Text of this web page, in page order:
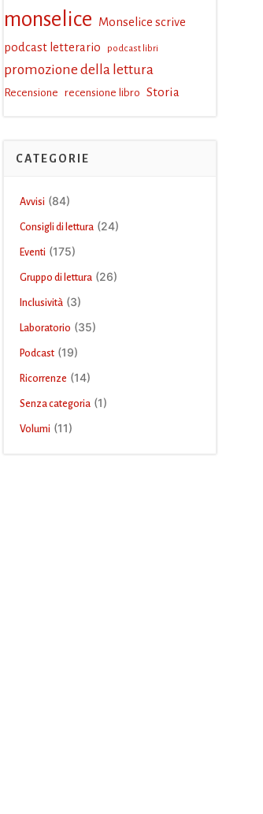
monselice Monselice scrive
podcast letterario
podcast libri
promozione della lettura
Recensione recensione libro Storia
CATEGORIE
Avvisi (84)
Consigli di lettura(24)
Eventi (175)
Gruppo di lettura(26)
Inclusività(3)
Laboratorio (35)
Podcast(19)
Ricorrenze (14)
Senza categoria(1)
Volumi (11)